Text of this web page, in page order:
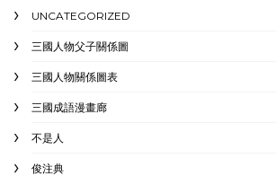
UNCATEGORIZED
三國人物父子關係圖
三國人物關係圖表
三國成語漫畫廊
不是人
俊注典